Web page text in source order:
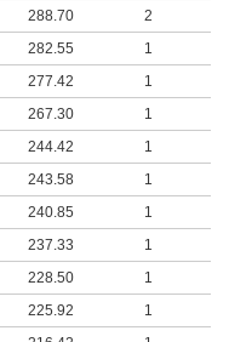
288.70
2
282.55
1
277.42
1
267.30
1
244.42
1
243.58
1
240.85
1
237.33
1
228.50
1
225.92
1